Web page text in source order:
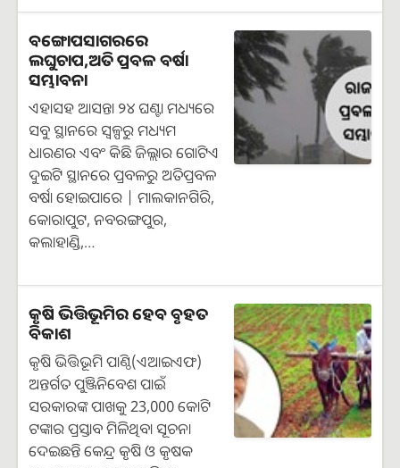
ବଙ୍ଗୋପସାଗରରେ
ଲଘୁଚାପ,ଅତି ପ୍ରବଳ ବର୍ଷା
ସମ୍ଭାବନା
ଏହାସହ ଆସନ୍ତା ୨୪ ଘଣ୍ଟା ମଧ୍ୟରେ
ସବୁ ସ୍ଥାନରେ ସ୍ୱଳ୍ପରୁ ମଧ୍ୟମ
ଧାରଣର ଏବଂ କିଛି ଜିଲ୍ଲାର ଗୋଟିଏ
ଦୁଇଟି ସ୍ଥାନରେ ପ୍ରବଳରୁ ଅତିପ୍ରବଳ
ବର୍ଷା ହୋଇପାରେ | ମାଲକାନଗିରି,
କୋରାପୁଟ, ନବରଙ୍ଗପୁର,
କଲାହାଣ୍ଡି,…
କୃଷି ଭିତ୍ତିଭୂମିର ହେବ ବୃହତ
ବିକାଶ
କୃଷି ଭିତ୍ତିଭୂମି ପାଣ୍ଠି(ଏଆଇଏଫ)
ଅନ୍ତର୍ଗତ ପୁଞ୍ଜିନିବେଶ ପାଇଁ
ସରକାରଙ୍କ ପାଖକୁ 23,000 କୋଟି
ଟଙ୍କାର ପ୍ରସ୍ତାବ ମିଳିଥିବା ସୂଚନା
ଦେଇଛନ୍ତି କେନ୍ଦ୍ର କୃଷି ଓ କୃଷକ